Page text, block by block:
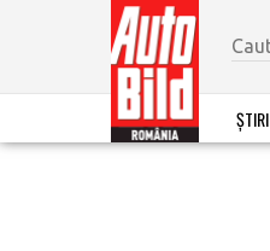
ȘTIRI